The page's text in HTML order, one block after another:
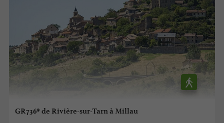
GR736® de Rivière-sur-Tarn à Millau